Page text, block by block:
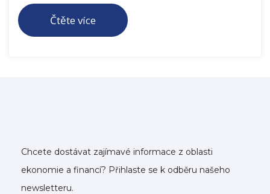
Čtěte více
Chcete dostávat zajímavé informace z oblasti
ekonomie a financí? Přihlaste se k odběru našeho
newsletteru.